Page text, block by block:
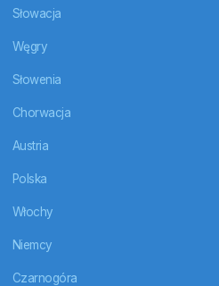
Słowacja
Węgry
Słowenia
Chorwacja
Austria
Polska
Włochy
Niemcy
Czarnogóra